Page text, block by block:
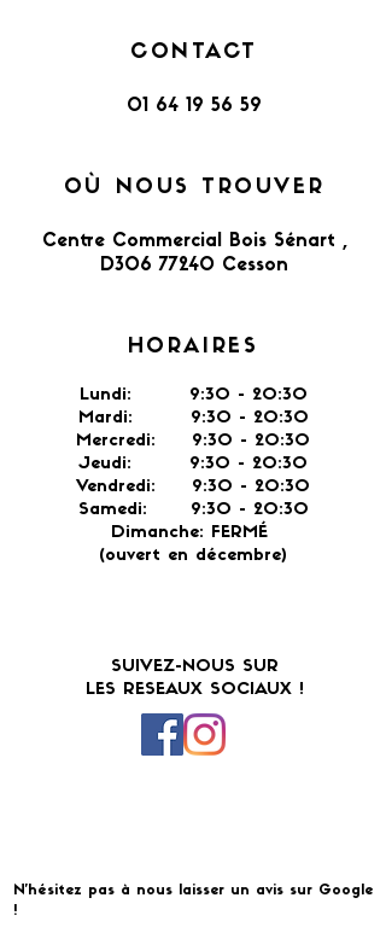
CONTACT
01 64 19 56 59
OÙ NOUS TROUVER
Centre Commercial Bois Sénart ,
D306 77240 Cesson​
HORAIRES
Lundi: 9:30 - 20:30
Mardi: 9:30 - 20:30
Mercredi: 9:30 - 20:30
Jeudi: 9:30 - 20:30
Vendredi: 9:30 - 20:30
Samedi: 9:30 - 20:30
Dimanche: FERMÉ
(ouvert en décembre)
SUIVEZ-NOUS SUR
LES RESEAUX SOCIAUX !
N'hésitez pas à nous laisser un avis sur Google
!